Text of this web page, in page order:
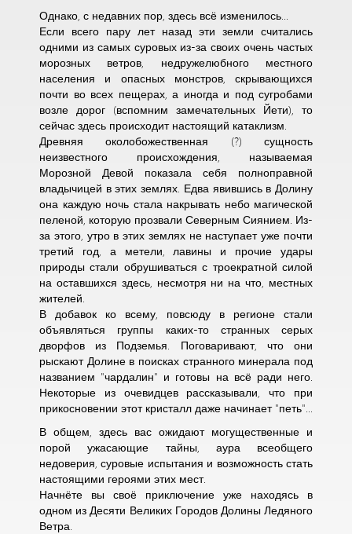
Однако, с недавних пор, здесь всё изменилось...
Если всего пару лет назад эти земли считались
одними из самых суровых из-за своих очень частых
морозных ветров, недружелюбного местного
населения и опасных монстров, скрывающихся
почти во всех пещерах, а иногда и под сугробами
возле дорог (вспомним замечательных Йети), то
сейчас здесь происходит настоящий катаклизм.
Древняя околобожественная (?) сущность
неизвестного происхождения, называемая
Морозной Девой показала себя полноправной
владычицей в этих землях. Едва явившись в Долину
она каждую ночь стала накрывать небо магической
пеленой, которую прозвали Северным Сиянием. Из-
за этого, утро в этих землях не наступает уже почти
третий год, а метели, лавины и прочие удары
природы стали обрушиваться с троекратной силой
на оставшихся здесь, несмотря ни на что, местных
жителей.
В добавок ко всему, повсюду в регионе стали
объявляться группы каких-то странных серых
дворфов из Подземья. Поговаривают, что они
рыскают Долине в поисках странного минерала под
названием "чардалин" и готовы на всё ради него.
Некоторые из очевидцев рассказывали, что при
прикосновении этот кристалл даже начинает "петь"...
В общем, здесь вас ожидают могущественные и
порой ужасающие тайны, аура всеобщего
недоверия, суровые испытания и возможность стать
настоящими героями этих мест.
Начнёте вы своё приключение уже находясь в
одном из Десяти Великих Городов Долины Ледяного
Ветра.